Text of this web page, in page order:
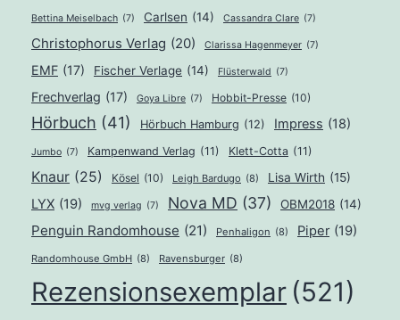
Bettina Meiselbach (7) Carlsen (14) Cassandra Clare (7)
Christophorus Verlag (20) Clarissa Hagenmeyer (7)
EMF (17) Fischer Verlage (14) Flüsterwald (7)
Frechverlag (17) Goya Libre (7) Hobbit-Presse (10)
Hörbuch (41) Hörbuch Hamburg (12) Impress (18)
Jumbo (7) Kampenwand Verlag (11) Klett-Cotta (11)
Knaur (25) Kösel (10) Leigh Bardugo (8) Lisa Wirth (15)
LYX (19) mvg verlag (7) Nova MD (37) OBM2018 (14)
Penguin Randomhouse (21) Penhaligon (8) Piper (19)
Randomhouse GmbH (8) Ravensburger (8)
Rezensionsexemplar (521)